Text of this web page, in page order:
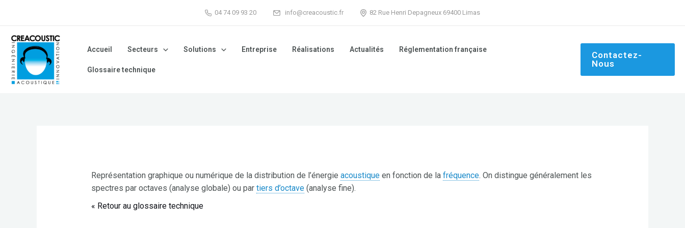
04 74 09 93 20 info@creacoustic.fr 82 Rue Henri Depagneux 69400 Limas
Accueil Secteurs Solutions Entreprise Réalisations Actualités Réglementation française
Glossaire technique
Contactez-
Nous
Représentation graphique ou numérique de la distribution de l’énergie acoustiqueen fonction de la fréquence. On distingue généralement les
spectres par octaves (analyse globale) ou par tiers d’octave(analyse fine).
« Retour au glossaire technique